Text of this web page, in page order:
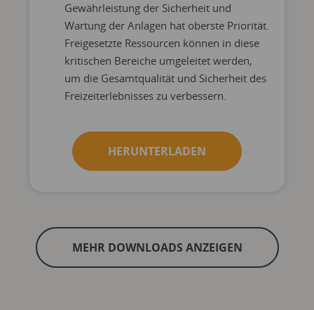
Gewährleistung der Sicherheit und
Wartung der Anlagen hat oberste Priorität.
Freigesetzte Ressourcen können in diese
kritischen Bereiche umgeleitet werden,
um die Gesamtqualität und Sicherheit des
Freizeiterlebnisses zu verbessern.
HERUNTERLADEN
MEHR DOWNLOADS ANZEIGEN